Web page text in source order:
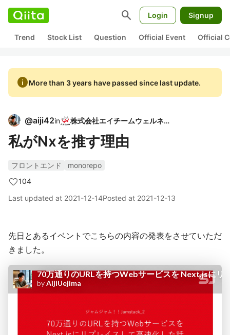
search Login Signup
Trend Stock List Question Official Event Official
infoMore than 3 years have passed since last update.
@aiji42in 株式会社エイチームウェルネス
私がNxを推す理由
フロントエンド
monorepo
104
Last updated at 2021-12-14Posted at 2021-12-13
先日とあるイベントでこちらの内容の発表をさせていただ
きました。